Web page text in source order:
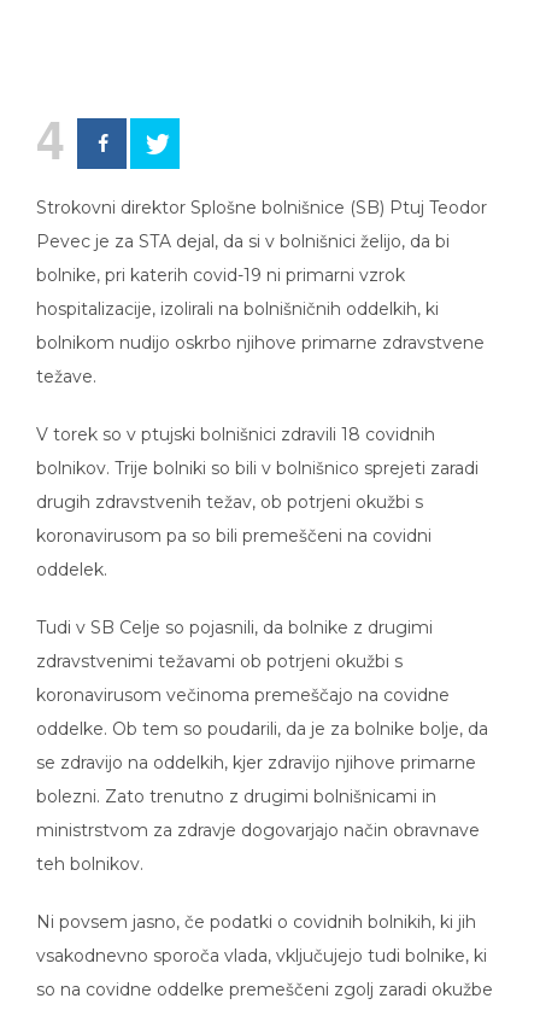
4
Strokovni direktor Splošne bolnišnice (SB) Ptuj Teodor
Pevec je za STA dejal, da si v bolnišnici želijo, da bi
bolnike, pri katerih covid-19 ni primarni vzrok
hospitalizacije, izolirali na bolnišničnih oddelkih, ki
bolnikom nudijo oskrbo njihove primarne zdravstvene
težave.
V torek so v ptujski bolnišnici zdravili 18 covidnih
bolnikov. Trije bolniki so bili v bolnišnico sprejeti zaradi
drugih zdravstvenih težav, ob potrjeni okužbi s
koronavirusom pa so bili premeščeni na covidni
oddelek.
Tudi v SB Celje so pojasnili, da bolnike z drugimi
zdravstvenimi težavami ob potrjeni okužbi s
koronavirusom večinoma premeščajo na covidne
oddelke. Ob tem so poudarili, da je za bolnike bolje, da
se zdravijo na oddelkih, kjer zdravijo njihove primarne
bolezni. Zato trenutno z drugimi bolnišnicami in
ministrstvom za zdravje dogovarjajo način obravnave
teh bolnikov.
Ni povsem jasno, če podatki o covidnih bolnikih, ki jih
vsakodnevno sporoča vlada, vključujejo tudi bolnike, ki
so na covidne oddelke premeščeni zgolj zaradi okužbe